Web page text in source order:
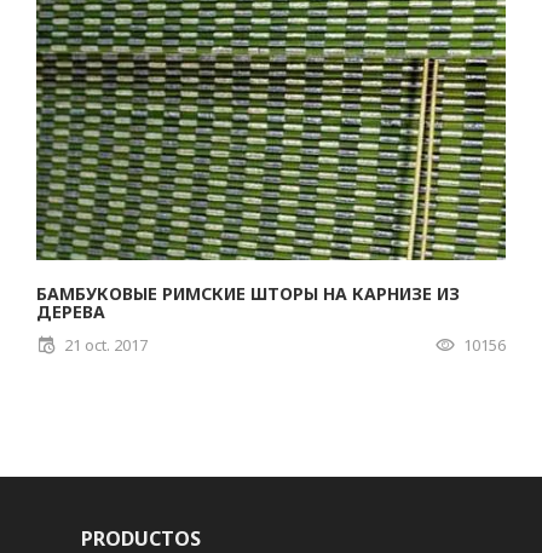
БАМБУКОВЫЕ РИМСКИЕ ШТОРЫ НА КАРНИЗЕ ИЗ
ДЕРЕВА
21 oct. 2017 10156
PRODUCTOS